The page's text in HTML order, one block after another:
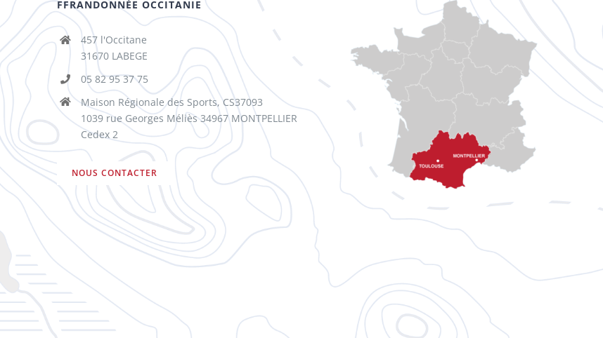
FFRANDONNÉE OCCITANIE
457 l'Occitane
31670 LABEGE
05 82 95 37 75
Maison Régionale des Sports, CS37093
1039 rue Georges Méliès 34967 MONTPELLIER
Cedex 2
NOUS CONTACTER